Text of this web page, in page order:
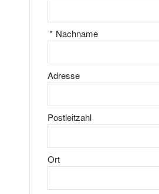
Nachname
*
Adresse
Postleitzahl
Ort